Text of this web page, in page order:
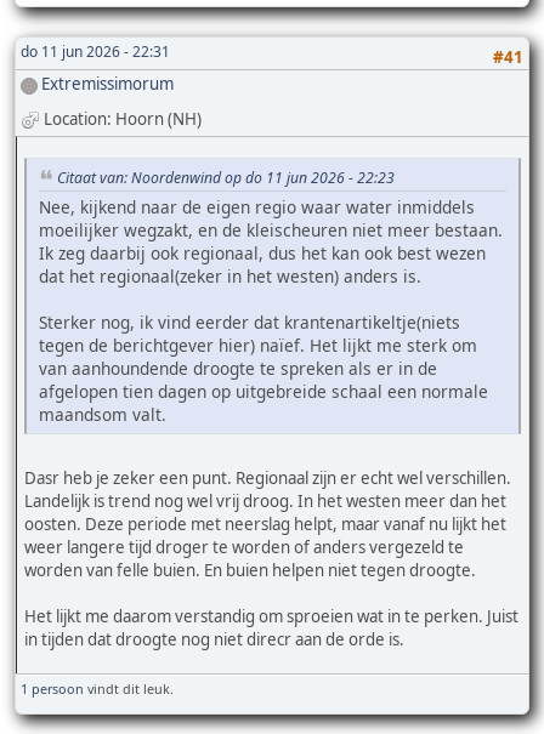
do 11 jun 2026 - 22:31
#41
Extremissimorum
Location: Hoorn (NH)
Citaat van: Noordenwind op do 11 jun 2026 - 22:23
Nee, kijkend naar de eigen regio waar water inmiddels
moeilijker wegzakt, en de kleischeuren niet meer bestaan.
Ik zeg daarbij ook regionaal, dus het kan ook best wezen
dat het regionaal(zeker in het westen) anders is.
Sterker nog, ik vind eerder dat krantenartikeltje(niets
tegen de berichtgever hier) naïef. Het lijkt me sterk om
van aanhoundende droogte te spreken als er in de
afgelopen tien dagen op uitgebreide schaal een normale
maandsom valt.
Dasr heb je zeker een punt. Regionaal zijn er echt wel verschillen.
Landelijk is trend nog wel vrij droog. In het westen meer dan het
oosten. Deze periode met neerslag helpt, maar vanaf nu lijkt het
weer langere tijd droger te worden of anders vergezeld te
worden van felle buien. En buien helpen niet tegen droogte.
Het lijkt me daarom verstandig om sproeien wat in te perken. Juist
in tijden dat droogte nog niet direcr aan de orde is.
1 persoon vindt dit leuk.